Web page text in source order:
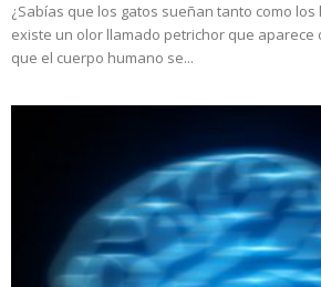
¿Sabías que los gatos sueñan tanto como
existe un olor llamado petrichor que
que el cuerpo humano se...